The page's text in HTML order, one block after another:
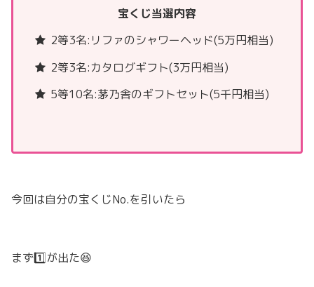
宝くじ当選内容
2等3名:リファのシャワーヘッド(5万円相当)
2等3名:カタログギフト(3万円相当)
5等10名:茅乃舎のギフトセット(5千円相当)
今回は自分の宝くじNo.を引いたら
まず1️⃣が出た😆